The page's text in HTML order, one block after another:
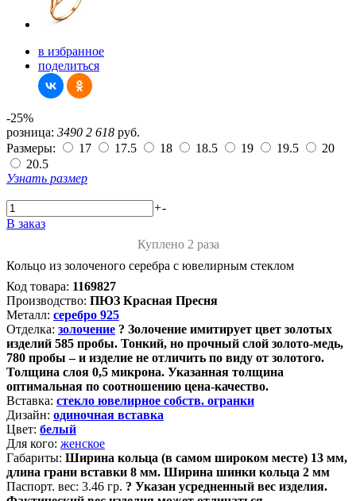
в избранное
поделиться
-25%
розница: 3490 2 618 руб.
Размеры:
17 17.5 18 18.5 19 19.5
20
20.5
Узнать размер
+-
В заказ
Куплено 2 раза
Кольцо из золоченого серебра с ювелирным стеклом
Код товара: 1169827
Производство: ПЮЗ Красная Пресня
Металл: серебро 925
Отделка: золочение ? Золочение имитирует цвет золотых
изделий 585 пробы. Тонкий, но прочный слой золото-медь,
780 пробы – и изделие не отличить по виду от золотого.
Толщина слоя 0,5 микрона. Указанная толщина
оптимальная по соотношению цена-качество.
Вставка: стекло ювелирное собств. огранки
Дизайн: одиночная вставка
Цвет: белый
Для кого: женское
Габариты: Ширина кольца (в самом широком месте) 13 мм,
длина грани вставки 8 мм. Ширина шинки кольца 2 мм
Паспорт. вес: 3.46 гр. ? Указан усредненный вес изделия.